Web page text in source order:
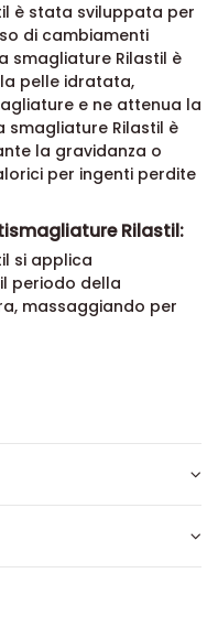
è stata sviluppata per
di cambiamenti
smagliature Rilastil è
pelle idratata,
e ne attenua la
smagliature Rilastil è
la gravidanza o
per ingenti perdite
Rilastil:
si applica
periodo della
massaggiando per